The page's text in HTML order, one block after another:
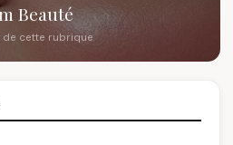
Beauté
cette rubrique